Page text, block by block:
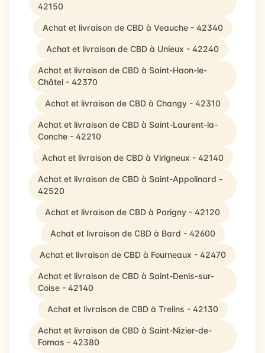
42150
Achat et livraison de CBD à Veauche - 42340
Achat et livraison de CBD à Unieux - 42240
Achat et livraison de CBD à Saint-Haon-le-
Châtel - 42370
Achat et livraison de CBD à Changy - 42310
Achat et livraison de CBD à Saint-Laurent-la-
Conche - 42210
Achat et livraison de CBD à Virigneux - 42140
Achat et livraison de CBD à Saint-Appolinard -
42520
Achat et livraison de CBD à Parigny - 42120
Achat et livraison de CBD à Bard - 42600
Achat et livraison de CBD à Fourneaux - 42470
Achat et livraison de CBD à Saint-Denis-sur-
Coise - 42140
Achat et livraison de CBD à Trelins - 42130
Achat et livraison de CBD à Saint-Nizier-de-
Fornas - 42380